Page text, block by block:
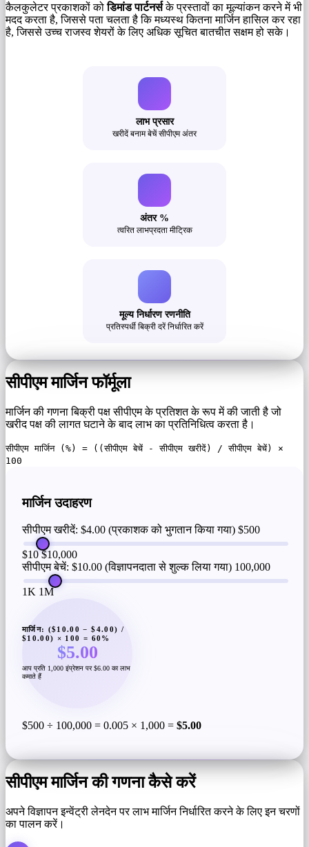
कैलकुलेटर प्रकाशकों कोडिमांड पार्टनर्सके प्रस्तावों का मूल्यांकन करने में भी
मदद करता है, जिससे पता चलता है कि मध्यस्थ कितना मार्जिन हासिल कर रहा
है, जिससे उच्च राजस्व शेयरों के लिए अधिक सूचित बातचीत सक्षम हो सके।
लाभ प्रसार
खरीदें बनाम बेचें सीपीएम अंतर
अंतर %
त्वरित लाभप्रदता मीट्रिक
मूल्य निर्धारण रणनीति
प्रतिस्पर्धी बिक्री दरें निर्धारित करें
सीपीएम मार्जिन फॉर्मूला
मार्जिन की गणना बिक्री पक्ष सीपीएम के प्रतिशत के रूप में की जाती है जो
खरीद पक्ष की लागत घटाने के बाद लाभ का प्रतिनिधित्व करता है।
सीपीएम मार्जिन (%) = ((सीपीएम बेचें - सीपीएम खरीदें) / सीपीएम बेचें) ×
100
मार्जिन उदाहरण
सीपीएम खरीदें: $4.00 (प्रकाशक को भुगतान किया गया) $500
$10 $10,000
सीपीएम बेचें: $10.00 (विज्ञापनदाता से शुल्क लिया गया) 100,000
1K 1M
मार्जिन: ($10.00 − $4.00) /
$10.00) × 100 = 60%
$5.00
आप प्रति 1,000 इंप्रेशन पर $6.00 का लाभ
कमाते हैं
$500 ÷ 100,000 = 0.005 × 1,000 = $5.00
सीपीएम मार्जिन की गणना कैसे करें
अपने विज्ञापन इन्वेंट्री लेनदेन पर लाभ मार्जिन निर्धारित करने के लिए इन चरणों
का पालन करें।